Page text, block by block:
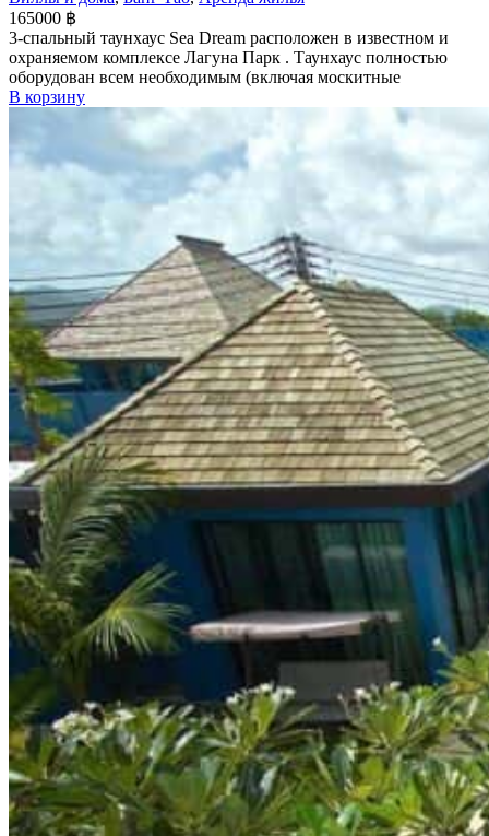
165000 ฿
3-спальный таунхаус Sea Dream расположен в известном и
охраняемом комплексе Лагуна Парк . Таунхаус полностью
оборудован всем необходимым (включая москитные
В корзину